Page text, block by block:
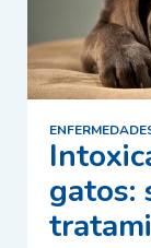
gatos: